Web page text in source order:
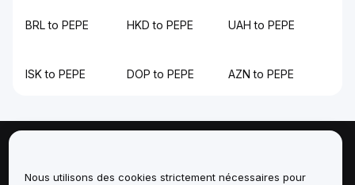
BRL to PEPE HKD to PEPE UAH to PEPE
ISK to PEPE DOP to PEPE AZN to PEPE
Nous utilisons des cookies strictement nécessaires pour